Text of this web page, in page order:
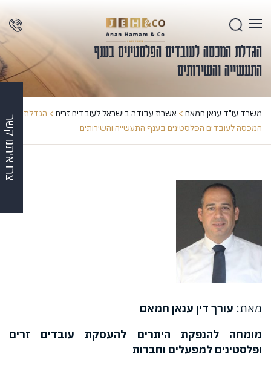
צרו איתנו קשר
הגדלת המכסה לעובדים הפלסטינים בענף
התעשייה והשירותים
משרד עו"ד ענאן חמאם > אשרת עבודה בישראל לעובדים זרים > הגדלת
המכסה לעובדים הפלסטינים בענף התעשייה והשירותים
מאת: עורך דין ענאן חמאם
מומחה להנפקת היתרים להעסקת עובדים זרים
ופלסטינים למפעלים וחברות